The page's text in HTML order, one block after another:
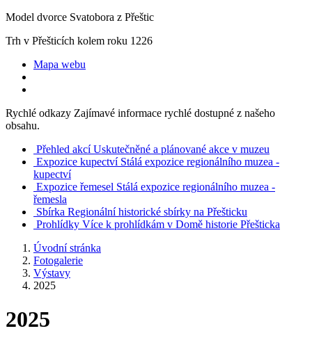
Model dvorce Svatobora z Přeštic
Trh v Přešticích kolem roku 1226
Mapa webu
Rychlé odkazy Zajímavé informace rychlé dostupné z našeho
obsahu.
Přehled akcí Uskutečněné a plánované akce v muzeu
Expozice kupectví Stálá expozice regionálního muzea -
kupectví
Expozice řemesel Stálá expozice regionálního muzea -
řemesla
Sbírka Regionální historické sbírky na Přešticku
Prohlídky Více k prohlídkám v Domě historie Přešticka
Úvodní stránka
Fotogalerie
Výstavy
2025
2025